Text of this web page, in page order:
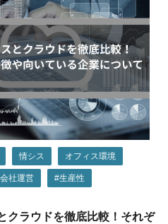
情シス オフィス環境
社運営 #生産性
クラウドを徹底比較！それぞ